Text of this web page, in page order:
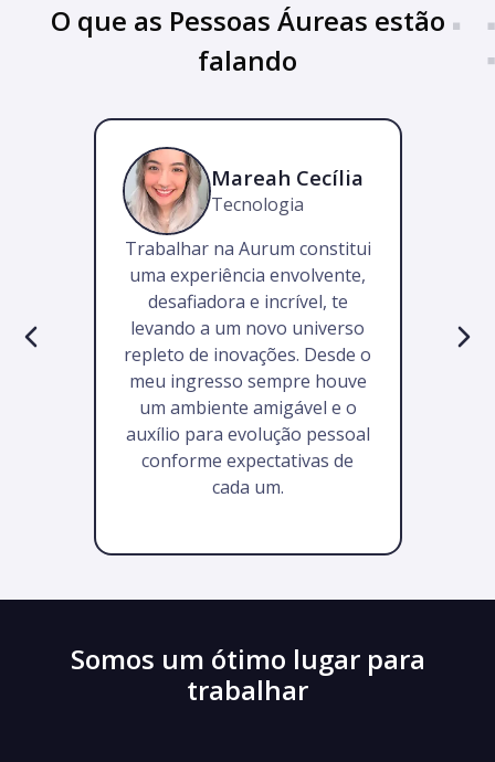
O que as Pessoas Áureas estão
falando
Mareah Cecília
Tecnologia
Trabalhar na Aurum constitui
uma experiência envolvente,
desafiadora e incrível, te
levando a um novo universo
repleto de inovações. Desde o
meu ingresso sempre houve
um ambiente amigável e o
auxílio para evolução pessoal
conforme expectativas de
cada um.
Somos um ótimo lugar para
trabalhar